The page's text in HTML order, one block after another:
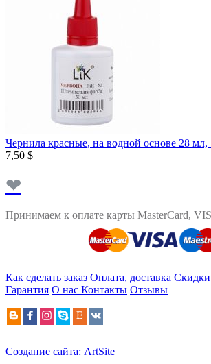
Чернила красные, на водной основе 28
7,50 $
❤
Принимаем к оплате карты MasterCard,
Как сделать заказ Оплата, доставка
Гарантия О нас Контакты Отзывы
Создание сайта: ArtSite